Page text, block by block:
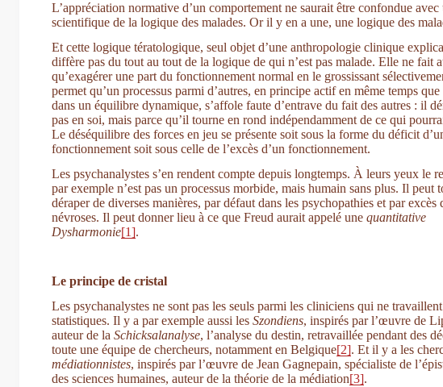
L’appréciation normative d’un comportement ne saurait être confondue avec
scientifique de la logique des malades. Or il y en a une, une logique des
Et cette logique tératologique, seul objet d’une anthropologie clinique
diffère pas du tout au tout de la logique de qui n’est pas malade. Elle ne fait
qu’exagérer une part du fonctionnement normal en le grossissant
permet qu’un processus parmi d’autres, en principe actif en même temps que
dans un équilibre dynamique, s’affole faute d’entrave du fait des autres : il
pas en soi, mais parce qu’il tourne en rond indépendamment de ce qui
Le déséquilibre des forces en jeu se présente soit sous la forme du déficit
fonctionnement soit sous celle de l’excès d’un fonctionnement.
Les psychanalystes s’en rendent compte depuis longtemps. À leurs yeux le
par exemple n’est pas un processus morbide, mais humain sans plus. Il peut
déraper de diverses manières, par défaut dans les psychopathies et par excès
névroses. Il peut donner lieu à ce que Freud aurait appelé une quantitative
Dysharmonie[1].
Le principe de cristal
Les psychanalystes ne sont pas les seuls parmi les cliniciens qui ne
statistiques. Il y a par exemple aussi les Szondiens, inspirés par l’œuvre de
auteur de la Schicksalanalyse, l’analyse du destin, retravaillée pendant des
toute une équipe de chercheurs, notamment en Belgique[2]. Et il y a les
médiationnistes, inspirés par l’œuvre de Jean Gagnepain, spécialiste de
des sciences humaines, auteur de la théorie de la médiation[3].